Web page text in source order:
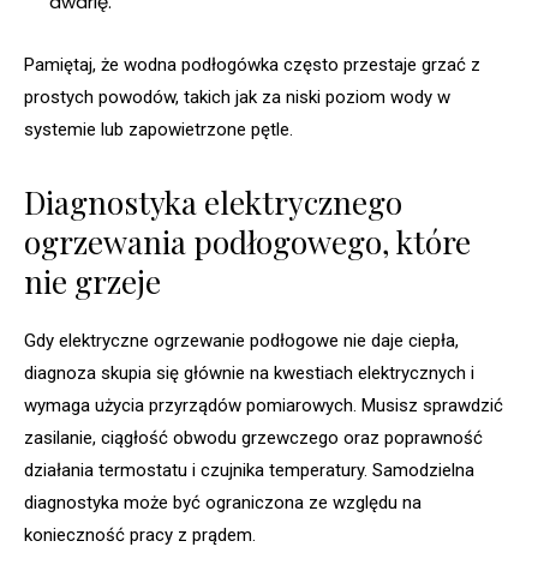
Pamiętaj, że wodna podłogówka często przestaje grzać z
prostych powodów, takich jak za niski poziom wody w
systemie lub zapowietrzone pętle.
Diagnostyka elektrycznego
ogrzewania podłogowego, które
nie grzeje
Gdy elektryczne ogrzewanie podłogowe nie daje ciepła,
diagnoza skupia się głównie na kwestiach elektrycznych i
wymaga użycia przyrządów pomiarowych. Musisz sprawdzić
zasilanie, ciągłość obwodu grzewczego oraz poprawność
działania termostatu i czujnika temperatury. Samodzielna
diagnostyka może być ograniczona ze względu na
konieczność pracy z prądem.